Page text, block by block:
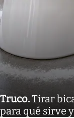
Truco.Tirar
para qué sirve